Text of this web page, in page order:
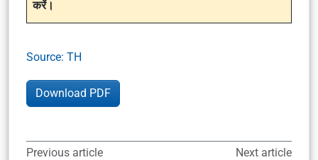
करें।
Source: TH
Download PDF
Previous article Next article